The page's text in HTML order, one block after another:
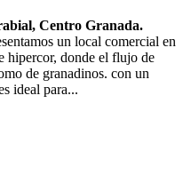
Centro Granada.
un local comercial en
hipercor, donde el flujo de
de granadinos. con un
ideal para...